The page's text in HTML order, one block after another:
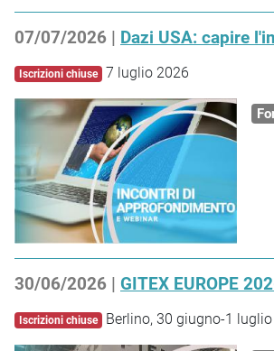
07/07/2026 | Dazi USA: capire
Iscrizioni chiuse 7 luglio 2026
30/06/2026 | GITEX EUROPE
Iscrizioni chiuse Berlino, 30 giugno-1